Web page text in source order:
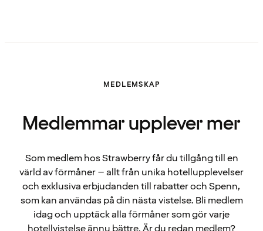
MEDLEMSKAP
Medlemmar upplever mer
Som medlem hos Strawberry får du tillgång till en
värld av förmåner – allt från unika hotellupplevelser
och exklusiva erbjudanden till rabatter och Spenn,
som kan användas på din nästa vistelse. Bli medlem
idag och upptäck alla förmåner som gör varje